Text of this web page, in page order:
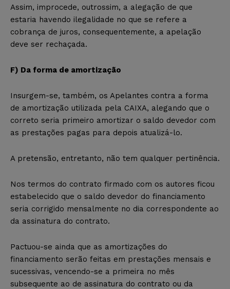
Assim, improcede, outrossim, a alegação de que
estaria havendo ilegalidade no que se refere a
cobrança de juros, consequentemente, a apelação
deve ser rechaçada.
F) Da forma de amortização
Insurgem-se, também, os Apelantes contra a forma
de amortização utilizada pela CAIXA, alegando que o
correto seria primeiro amortizar o saldo devedor com
as prestações pagas para depois atualizá-lo.
A pretensão, entretanto, não tem qualquer pertinência.
Nos termos do contrato firmado com os autores ficou
estabelecido que o saldo devedor do financiamento
seria corrigido mensalmente no dia correspondente ao
da assinatura do contrato.
Pactuou-se ainda que as amortizações do
financiamento serão feitas em prestações mensais e
sucessivas, vencendo-se a primeira no mês
subsequente ao de assinatura do contrato ou da